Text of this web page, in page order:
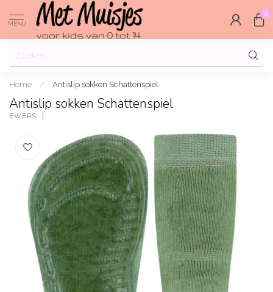
MENU
0
Home / Antislip sokken Schattenspiel
Antislip sokken Schattenspiel
EWERS